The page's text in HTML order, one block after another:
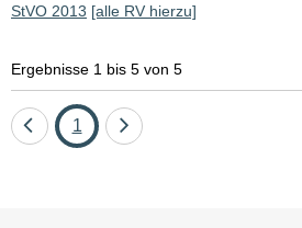
StVO 2013 [alle RV hierzu]
Ergebnisse 1 bis 5 von 5
EineSeite
1
Eine